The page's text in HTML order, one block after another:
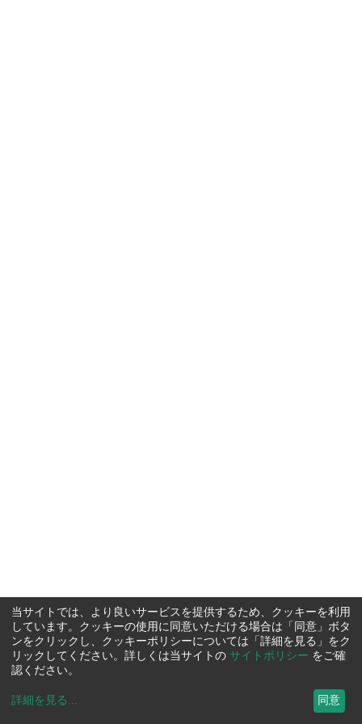
当サイトでは、より良いサービスを提供するため、クッキーを利用
しています。クッキーの使用に同意いただける場合は「同意」ボタ
ンをクリックし、クッキーポリシーについては「詳細を見る」をク
リックしてください。詳しくは当サイトの サイトポリシー をご確
認ください。
詳細を見る ... 同意